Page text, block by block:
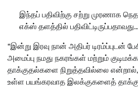
இந்தப் பதிவிற்கு சற்று முரணாக
எக்ஸ் தளத்தில் பதிவிட்டிருப்பதாவது…
“இன்று இரவு நான் அதிபர் டிரம்ப்புடன்
அமைப்பு நமது நகரங்கள் மற்றும்
தாக்குதல்களை நிறுத்தவில்லை
உள்ள பயங்கரவாத இலக்குகளைத்